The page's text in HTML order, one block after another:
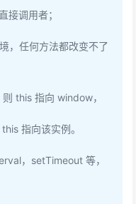
接调用者；
，任何方法都改变不了
this 指向 window，
指向该实例。
，setTimeout 等，